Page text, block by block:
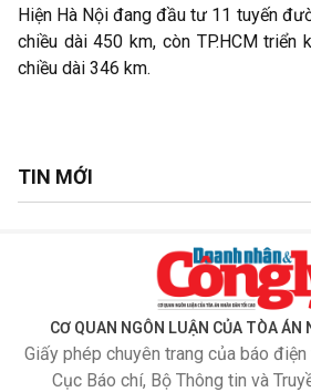
Hiện Hà Nội đang đầu tư 11 tuyến
chiều dài 450 km, còn TP.HCM triển
chiều dài 346 km.
TIN MỚI
CƠ QUAN NGÔN LUẬN CỦA TÒA ÁN
Giấy phép chuyên trang của báo
Cục Báo chí, Bộ Thông tin và